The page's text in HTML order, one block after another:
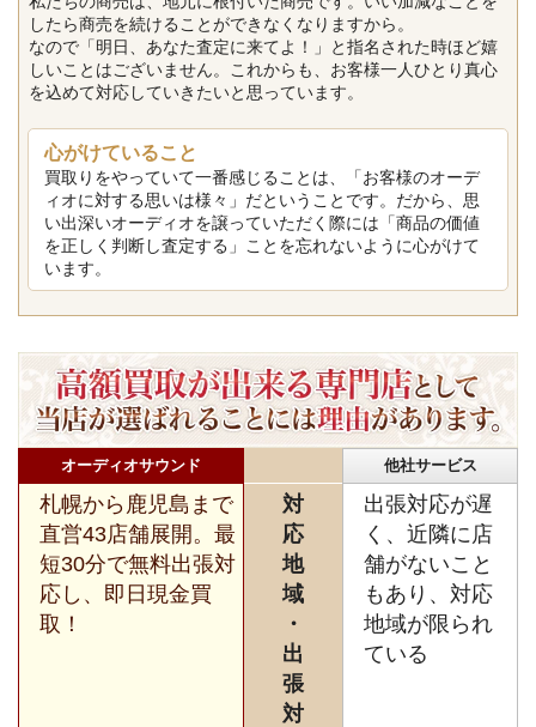
したら商売を続けることができなくなりますから。
なので「明日、あなた査定に来てよ！」と指名された時ほど嬉
しいことはございません。これからも、お客様一人ひとり真心
を込めて対応していきたいと思っています。
心がけていること
買取りをやっていて一番感じることは、「お客様のオーデ
ィオに対する思いは様々」だということです。だから、思
い出深いオーディオを譲っていただく際には「商品の価値
を正しく判断し査定する」ことを忘れないように心がけて
います。
オーディオサウンド 他社サービス
札幌から鹿児島まで
直営43店舗展開。最
短30分で無料出張対
応し、即日現金買
取！
対
応
地
域
・
出
張
対
出張対応が遅
く、近隣に店
舗がないこと
もあり、対応
地域が限られ
ている